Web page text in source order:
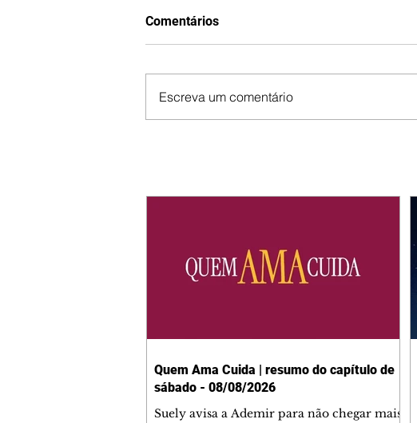
Comentários
Escreva um comentário
Quem Ama Cuida | resumo do capítulo de
sábado - 08/08/2026
Suely avisa a Ademir para não chegar mais